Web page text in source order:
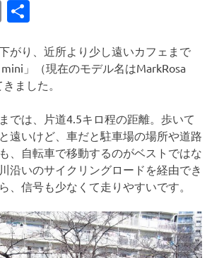
Email
がり、近所より少し遠いカフェまで
mini」（現在のモデル名はMarkRosa
ました。
では、片道4.5キロ程の距離。歩いて
遠いけど、車だと駐車場の場所や道路
、自転車で移動するのがベストではな
沿いのサイクリングロードを経由でき
、信号も少なくて走りやすいです。